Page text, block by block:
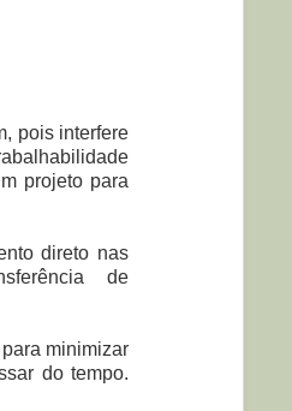
pois interfere
projeto para
direto nas
de
minimizar
do tempo.